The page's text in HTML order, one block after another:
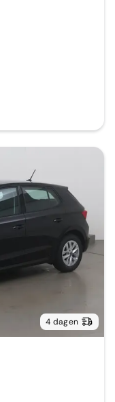
4 dagen